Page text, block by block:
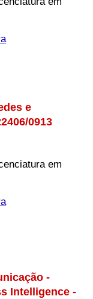
e
0913
em
-
Intelligence -